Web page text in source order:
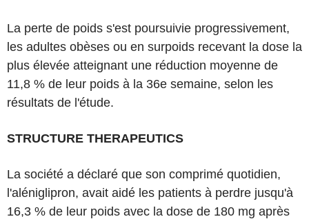
La perte de poids s'est poursuivie progressivement,
les adultes obèses ou en surpoids recevant la dose la
plus élevée atteignant une réduction moyenne de
11,8 % de leur poids à la 36e semaine, selon les
résultats de l'étude.
STRUCTURE THERAPEUTICS
La société a déclaré que son comprimé quotidien,
l'aléniglipron, avait aidé les patients à perdre jusqu'à
16,3 % de leur poids avec la dose de 180 mg après